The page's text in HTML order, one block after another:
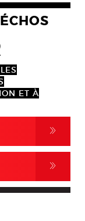
ET À
,
,